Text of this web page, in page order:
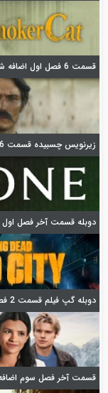
قسمت 6 فصل اول اضافه شد
زیرنویس چسبیده قسمت 6 فصل دوم اضافه شد
دوبله قسمت آخر فصل اول
دوبله گپ فیلم قسمت 2 فصل سوم اضافه شد
قسمت آخر فصل سوم